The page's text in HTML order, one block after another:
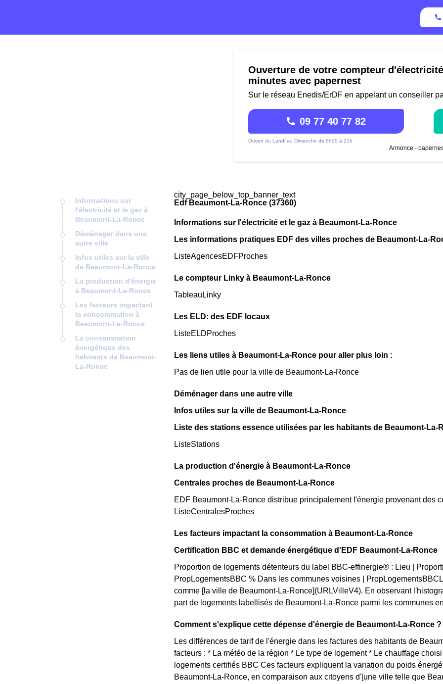
Ouverture de votre compteur
minutes avec papernest
Sur le réseau Enedis/ErDF en appelant un conseiller
09 77 40 77 82
Ouvert du Lundi au Dimanche de 8h00 à 21h
Annonce -
Informations sur
l'électricité et le gaz à
Beaumont-La-Ronce
Déménager dans une
autre ville
Infos utiles sur la ville
de Beaumont-La-Ronce
La production d'énergie
à Beaumont-La-Ronce
Les facteurs impactant
la consommation à
Beaumont-La-Ronce
La consommation
énergétique des
habitants de Beaumont-
La-Ronce
city_page_below_top_banner_text
Edf Beaumont-La-Ronce (37360)
Informations sur l'électricité et le gaz à Beaumont-La-Ronce
Les informations pratiques EDF des villes proches de Beaumont-La-
ListeAgencesEDFProches
Le compteur Linky à Beaumont-La-Ronce
TableauLinky
Les ELD: des EDF locaux
ListeELDProches
Les liens utiles à Beaumont-La-Ronce pour aller plus loin :
Pas de lien utile pour la ville de Beaumont-La-Ronce
Déménager dans une autre ville
Infos utiles sur la ville de Beaumont-La-Ronce
Liste des stations essence utilisées par les habitants de Beaumont-La-
ListeStations
La production d'énergie à Beaumont-La-Ronce
Centrales proches de Beaumont-La-Ronce
EDF Beaumont-La-Ronce distribue principalement l'énergie provenant des
ListeCentralesProches
Les facteurs impactant la consommation à Beaumont-La-Ronce
Certification BBC et demande énergétique d'EDF Beaumont-La-Ronce
Proportion de logements détenteurs du label BBC-effinergie® : Lieu |
PropLogementsBBC % Dans les communes voisines |
comme [la ville de Beaumont-La-Ronce](URLVilleV4). En observant
part de logements labellisés de Beaumont-La-Ronce parmi les communes
Comment s'explique cette dépense d'énergie de Beaumont-La-Ronce ?
Les différences de tarif de l'énergie dans les factures des habitants de
facteurs : * La météo de la région * Le type de logement * Le chauffage
logements certifiés BBC Ces facteurs expliquent la variation du poids
Beaumont-La-Ronce, en comparaison aux citoyens d'[une ville telle que